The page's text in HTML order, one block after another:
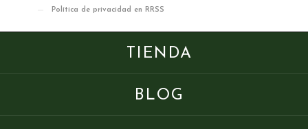
Política de privacidad en RRSS
TIENDA
BLOG